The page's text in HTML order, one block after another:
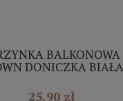
BALKONOWA
DONICZKA BIAŁA
25,90 zł